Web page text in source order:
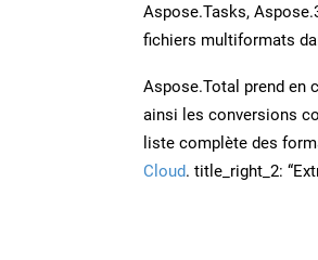
Aspose.Tasks,
fichiers multiformats
Aspose.Total prend en
ainsi les conversions
liste complète des
Cloud. title_right_2: